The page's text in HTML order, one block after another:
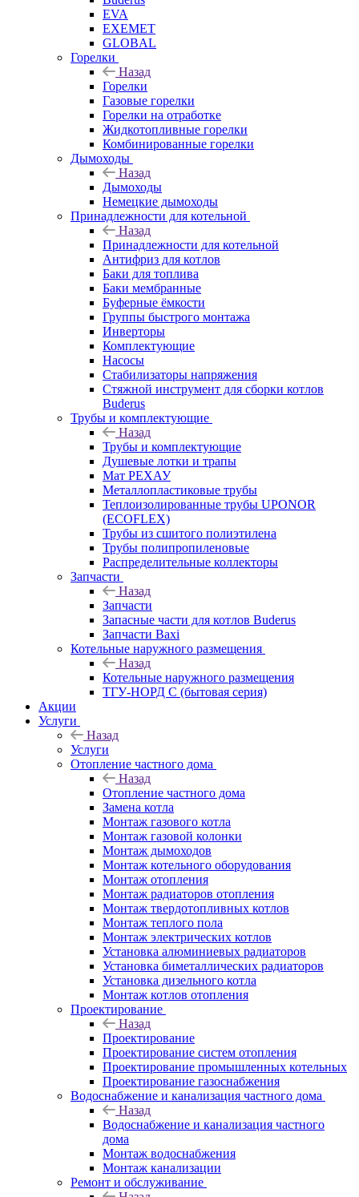
EVA
EXEMET
GLOBAL
Горелки
Назад
Горелки
Газовые горелки
Горелки на отработке
Жидкотопливные горелки
Комбинированные горелки
Дымоходы
Назад
Дымоходы
Немецкие дымоходы
Принадлежности для котельной
Назад
Принадлежности для котельной
Антифриз для котлов
Баки для топлива
Баки мембранные
Буферные ёмкости
Группы быстрого монтажа
Инверторы
Комплектующие
Насосы
Стабилизаторы напряжения
Стяжной инструмент для сборки котлов
Buderus
Трубы и комплектующие
Назад
Трубы и комплектующие
Душевые лотки и трапы
Мат РЕХАУ
Металлопластиковые трубы
Теплоизолированные трубы UPONOR
(ECOFLEX)
Трубы из сшитого полиэтилена
Трубы полипропиленовые
Распределительные коллекторы
Запчасти
Назад
Запчасти
Запасные части для котлов Buderus
Запчасти Baxi
Котельные наружного размещения
Назад
Котельные наружного размещения
ТГУ-НОРД С (бытовая серия)
Акции
Услуги
Назад
Услуги
Отопление частного дома
Назад
Отопление частного дома
Замена котла
Монтаж газового котла
Монтаж газовой колонки
Монтаж дымоходов
Монтаж котельного оборудования
Монтаж отопления
Монтаж радиаторов отопления
Монтаж твердотопливных котлов
Монтаж теплого пола
Монтаж электрических котлов
Установка алюминиевых радиаторов
Установка биметаллических радиаторов
Установка дизельного котла
Монтаж котлов отопления
Проектирование
Назад
Проектирование
Проектирование систем отопления
Проектирование промышленных котельных
Проектирование газоснабжения
Водоснабжение и канализация частного дома
Назад
Водоснабжение и канализация частного
дома
Монтаж водоснабжения
Монтаж канализации
Ремонт и обслуживание